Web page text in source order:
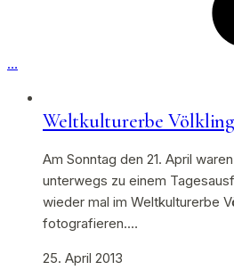
…
Weltkulturerbe
Am Sonntag den 21. April
unterwegs zu einem
wieder mal im Weltkulturerbe
fotografieren.…
25. April 2013